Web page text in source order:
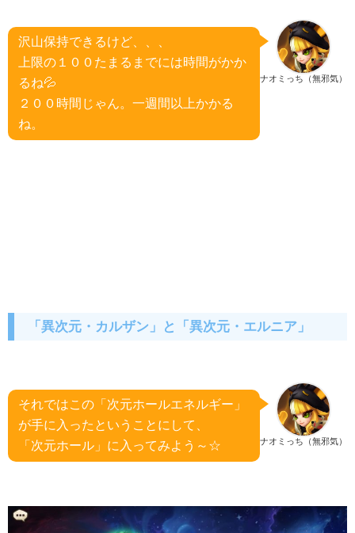
ナオミっち（無邪気）
沢山保持できるけど、、、
上限の１００たまるまでには時間がかか
るね💦
２００時間じゃん。一週間以上かかる
ね。
「異次元・カルザン」と「異次元・エルニア」
ナオミっち（無邪気）
それではこの「次元ホールエネルギー」
が手に入ったということにして、
「次元ホール」に入ってみよう～☆